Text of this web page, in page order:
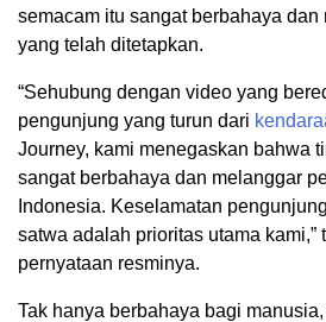
semacam itu sangat berbahaya dan
yang telah ditetapkan.
“Sehubung dengan video yang
pengunjung yang turun dari
Journey, kami menegaskan bahwa
sangat berbahaya dan melanggar
Indonesia. Keselamatan
satwa adalah prioritas utama
pernyataan resminya.
Tak hanya berbahaya bagi